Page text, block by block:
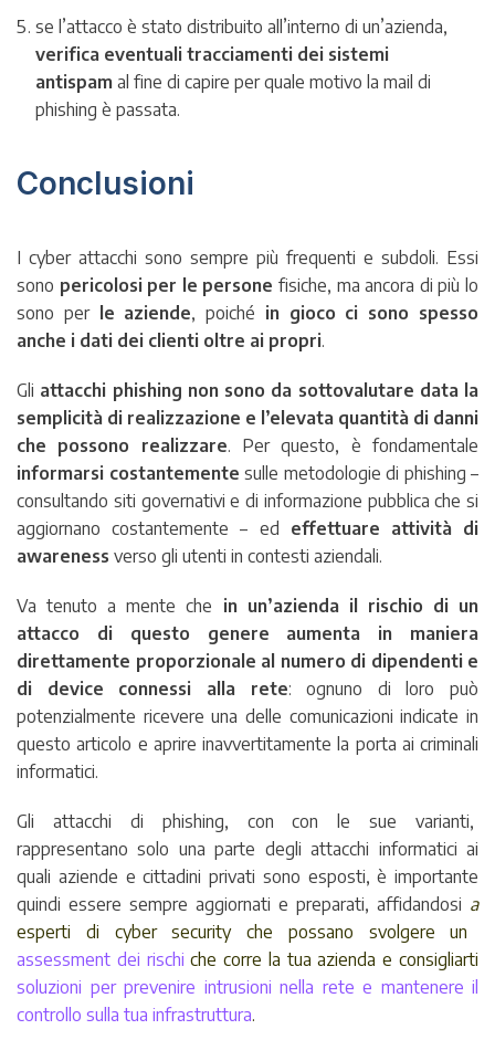
se l’attacco è stato distribuito all’interno di un’azienda,
verifica eventuali tracciamenti dei sistemi
antispam al fine di capire per quale motivo la mail di
phishing è passata.
Conclusioni
I cyber attacchi sono sempre più frequenti e subdoli. Essi
sono pericolosi per le persone fisiche, ma ancora di più lo
sono per le aziende, poiché in gioco ci sono spesso
anche i dati dei clienti oltre ai propri.
Gli attacchi phishing non sono da sottovalutare data la
semplicità di realizzazione e l’elevata quantità di danni
che possono realizzare. Per questo, è fondamentale
informarsi costantemente sulle metodologie di phishing –
consultando siti governativi e di informazione pubblica che si
aggiornano costantemente – ed effettuare attività di
awareness verso gli utenti in contesti aziendali.
Va tenuto a mente che in un’azienda il rischio di un
attacco di questo genere aumenta in maniera
direttamente proporzionale al numero di dipendenti e
di device connessi alla rete: ognuno di loro può
potenzialmente ricevere una delle comunicazioni indicate in
questo articolo e aprire inavvertitamente la porta ai criminali
informatici.
Gli attacchi di phishing, con con le sue varianti,
rappresentano solo una parte degli attacchi informatici ai
quali aziende e cittadini privati sono esposti, è importante
quindi essere sempre aggiornati e preparati, affidandosi a
esperti di cyber security che possano svolgere un
assessment dei rischi che corre la tua azienda e consigliarti
soluzioni per prevenire intrusioni nella rete e mantenere il
controllo sulla tua infrastruttura.